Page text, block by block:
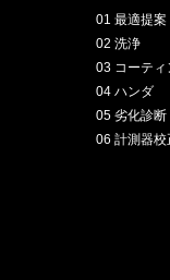
01 最適提案
02 洗浄
03 コーティ
04 ハンダ
05 劣化診断
06 計測器校